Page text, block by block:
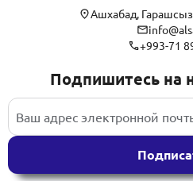
Ашхабад,
+993-71
Подпишитесь на